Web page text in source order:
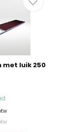
met luik 250